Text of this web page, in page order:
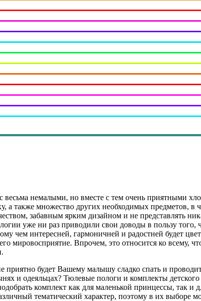
весьма немалыми, но вместе с тем очень приятными
а также множество других необходимых предметов, в
забавным ярким дизайном и не представлять
уже ни раз приводили свои доводы в пользу
чем интересней, гармоничней и радостней будет
мировосприятие. Впрочем, это относится ко всему,
приятно будет Вашему малышу сладко спать и
и одеяльцах? Тюлевые пологи и комплекты
комплект как для маленькой принцессы, так
тематический характер, поэтому в их выборе